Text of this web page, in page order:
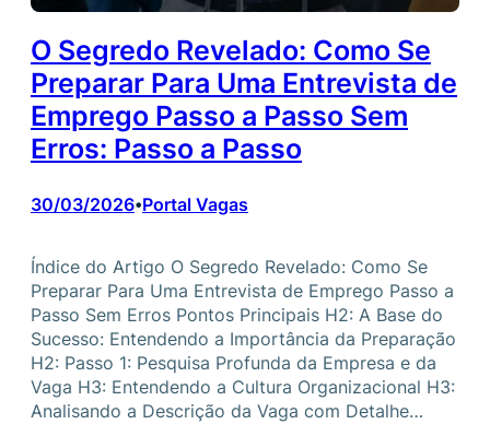
O Segredo Revelado: Como Se
Preparar Para Uma Entrevista de
Emprego Passo a Passo Sem
Erros: Passo a Passo
30/03/2026•Portal Vagas
Índice do Artigo O Segredo Revelado: Como Se
Preparar Para Uma Entrevista de Emprego Passo a
Passo Sem Erros Pontos Principais H2: A Base do
Sucesso: Entendendo a Importância da Preparação
H2: Passo 1: Pesquisa Profunda da Empresa e da
Vaga H3: Entendendo a Cultura Organizacional H3:
Analisando a Descrição da Vaga com Detalhe…